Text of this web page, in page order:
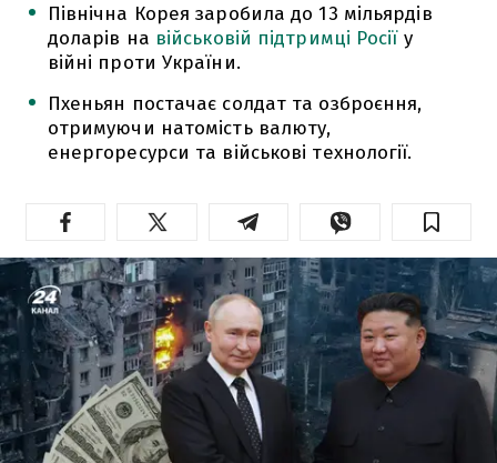
Північна Корея заробила до 13 мільярдів
доларів на військовій підтримці Росії у
війні проти України.
Пхеньян постачає солдат та озброєння,
отримуючи натомість валюту,
енергоресурси та військові технології.